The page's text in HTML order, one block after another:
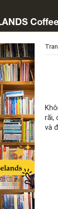
Coffee
rãi,
và